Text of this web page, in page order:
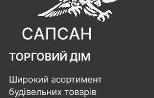
ТОРГОВИЙ ДІМ
Широкий асортимент
будівельних товарів